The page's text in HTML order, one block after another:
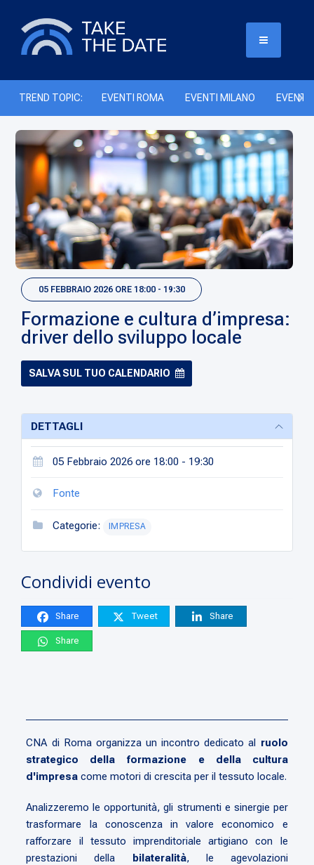
TREND TOPIC: EVENTI ROMA EVENTI MILANO EVENTI
05 FEBBRAIO 2026 ORE 18:00 - 19:30
Formazione e cultura d’impresa:
driver dello sviluppo locale
SALVA SUL TUO CALENDARIO
DETTAGLI
05 Febbraio 2026 ore 18:00 - 19:30
Fonte
Categorie: IMPRESA
Condividi evento
Share Tweet Share
Share
CNA di Roma organizza un incontro dedicato al ruolo
strategico della formazione e della cultura
d'impresa come motori di crescita per il tessuto locale.
Analizzeremo le opportunità, gli strumenti e sinergie per
trasformare la conoscenza in valore economico e
rafforzare il tessuto imprenditoriale artigiano con le
prestazioni della bilateralità, le agevolazioni